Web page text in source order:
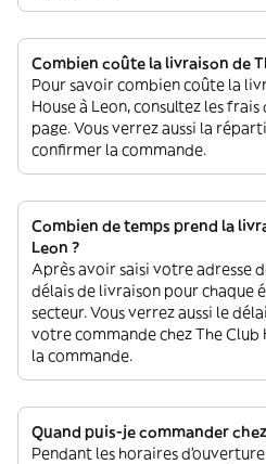
Combien coûte la livraison de
Pour savoir combien coûte la
House à Leon, consultez les
page. Vous verrez aussi la
confirmer la commande.
Combien de temps prend la
Leon ?
Après avoir saisi votre adresse
délais de livraison pour chaque
secteur. Vous verrez aussi le
votre commande chez The
la commande.
Quand puis-je commander
Pendant les horaires d'ouverture